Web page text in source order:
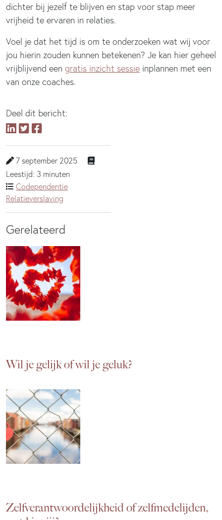
dichter bij jezelf te blijven en stap voor stap meer
vrijheid te ervaren in relaties.
Voel je dat het tijd is om te onderzoeken wat wij voor
jou hierin zouden kunnen betekenen? Je kan hier geheel
vrijblijvend een gratis inzicht sessie inplannen met een
van onze coaches.
Deel dit bericht:
7 september 2025
Leestijd: 3 minuten
Codependentie
Relatieverslaving
Gerelateerd
Wil je gelijk of wil je geluk?
Zelfverantwoordelijkheid of zelfmedelijden,